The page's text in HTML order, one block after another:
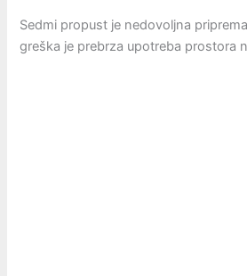
Sedmi propust je nedovoljna
greška je prebrza upotreba prostora